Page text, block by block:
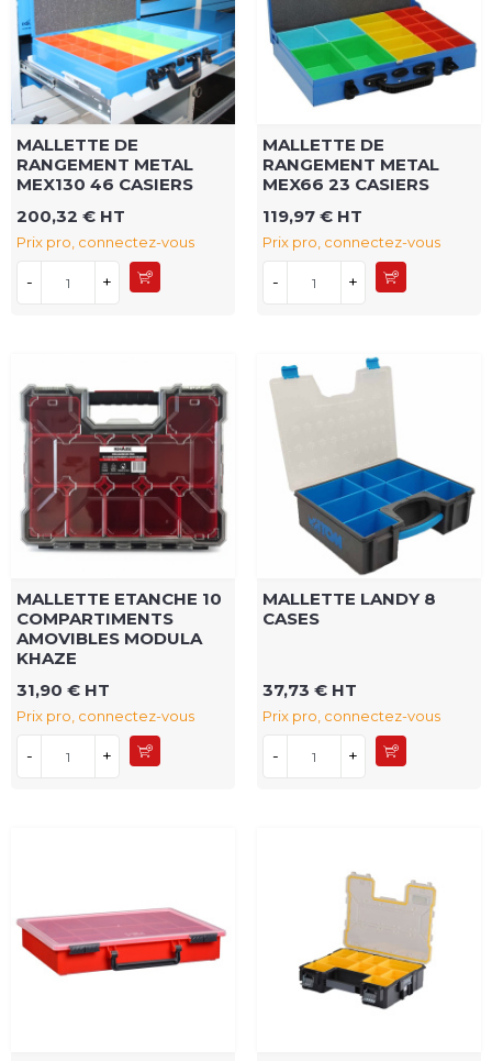
MALLETTE DE
RANGEMENT METAL
MEX130 46 CASIERS
200,32 € HT
Prix pro, connectez-vous
- +
MALLETTE DE
RANGEMENT METAL
MEX66 23 CASIERS
119,97 € HT
Prix pro, connectez-vous
- +
MALLETTE ETANCHE 10
COMPARTIMENTS
AMOVIBLES MODULA
KHAZE
31,90 € HT
Prix pro, connectez-vous
- +
MALLETTE LANDY 8
CASES
37,73 € HT
Prix pro, connectez-vous
- +